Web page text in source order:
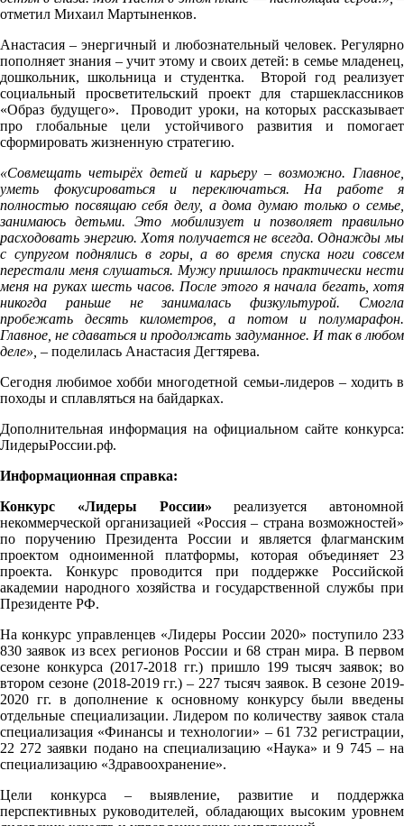
отметил Михаил Мартыненков.
Анастасия – энергичный и любознательный человек. Регулярно
пополняет знания – учит этому и своих детей: в семье младенец,
дошкольник, школьница и студентка. Второй год реализует
социальный просветительский проект для старшеклассников
«Образ будущего». Проводит уроки, на которых рассказывает
про глобальные цели устойчивого развития и помогает
сформировать жизненную стратегию.
«Совмещать четырёх детей и карьеру – возможно. Главное,
уметь фокусироваться и переключаться. На работе я
полностью посвящаю себя делу, а дома думаю только о семье,
занимаюсь детьми. Это мобилизует и позволяет правильно
расходовать энергию. Хотя получается не всегда. Однажды мы
с супругом поднялись в горы, а во время спуска ноги совсем
перестали меня слушаться. Мужу пришлось практически нести
меня на руках шесть часов. После этого я начала бегать, хотя
никогда раньше не занималась физкультурой. Смогла
пробежать десять километров, а потом и полумарафон.
Главное, не сдаваться и продолжать задуманное. И так в любом
деле», – поделилась Анастасия Дегтярева.
Сегодня любимое хобби многодетной семьи-лидеров – ходить в
походы и сплавляться на байдарках.
Дополнительная информация на официальном сайте конкурса:
ЛидерыРоссии.рф.
Информационная справка:
Конкурс «Лидеры России» реализуется автономной
некоммерческой организацией «Россия – страна возможностей»
по поручению Президента России и является флагманским
проектом одноименной платформы, которая объединяет 23
проекта. Конкурс проводится при поддержке Российской
академии народного хозяйства и государственной службы при
Президенте РФ.
На конкурс управленцев «Лидеры России 2020» поступило 233
830 заявок из всех регионов России и 68 стран мира. В первом
сезоне конкурса (2017-2018 гг.) пришло 199 тысяч заявок; во
втором сезоне (2018-2019 гг.) – 227 тысяч заявок. В сезоне 2019-
2020 гг. в дополнение к основному конкурсу были введены
отдельные специализации. Лидером по количеству заявок стала
специализация «Финансы и технологии» – 61 732 регистрации,
22 272 заявки подано на специализацию «Наука» и 9 745 – на
специализацию «Здравоохранение».
Цели конкурса – выявление, развитие и поддержка
перспективных руководителей, обладающих высоким уровнем